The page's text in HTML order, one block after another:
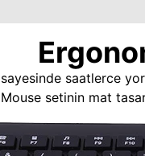
saatlerce
setinin mat